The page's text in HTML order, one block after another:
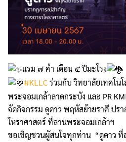
แรม ๗ ค่ำ เดือน ๕ ปีมะโรง
#KLLCร่วมกับ วิทยาลัยเทคโน
พระจอมเกล้าลาดกระบัง และ PR
จัดกิจกรรม ดูดาว พฤหัสย้ายราศี ปร
โหราศาสตร์ ที่ลานพระจอมเกล้าฯ
ขอเชิญชวนผูัสนใจทุกท่าน “ดูดาว ที่